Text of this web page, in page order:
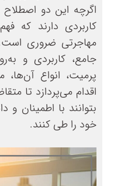
اگرچه این دو
کاربردی دارند که
مهاجرتی ضروری است.
جامع، کاربردی و
پرمیت، انواع آن‌ها،
اقدام می‌پردازد تا
بتوانند با اطمینان
خود را طی کنند.